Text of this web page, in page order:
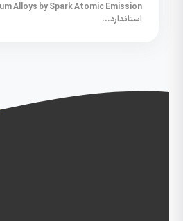
Alloys by Spark Atomic Emission
استاندارد...